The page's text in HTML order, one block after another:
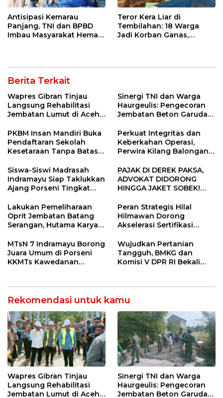
Antisipasi Kemarau
Panjang, TNI dan BPBD
Imbau Masyarakat Hemat
Teror Kera Liar di
Tembilahan: 18 Warga
Jadi Korban Ganas,
Berita Terkait
Wapres Gibran Tinjau
Langsung Rehabilitasi
Jembatan Lumut di Aceh
Konektivitas Pulih Cepat
Sinergi TNI dan Warga
Haurgeulis: Pengecoran
Jembatan Beton Garuda
PKBM Insan Mandiri Buka
Pendaftaran Sekolah
Kesetaraan Tanpa Batas
Perkuat Integritas dan
Keberkahan Operasi,
Perwira Kilang Balongan
Siswa-Siswi Madrasah
Indramayu Siap Taklukkan
Ajang Porseni Tingkat
PAJAK DI DEREK PAKSA,
ADVOKAT DIDORONG
HINGGA JAKET SOBEK!
Ngamuk Kepung Polresta
Pekanbaru!
Lakukan Pemeliharaan
Oprit Jembatan Batang
Serangan, Hutama Karya
55 Tol Binjai–Langsa
Peran Strategis Hilal
Hilmawan Dorong
Akselerasi Sertifikasi
Entaskan Kemiskinan di
Indramayu
MTsN 7 Indramayu Borong
Juara Umum di Porseni
KKMTs Kawedanan
Wujudkan Pertanian
Tangguh, BMKG dan
Komisi V DPR RI Bekali
Rekomendasi untuk kamu
Wapres Gibran Tinjau
Langsung Rehabilitasi
Jembatan Lumut di Aceh
Sinergi TNI dan Warga
Haurgeulis: Pengecoran
Jembatan Beton Garuda